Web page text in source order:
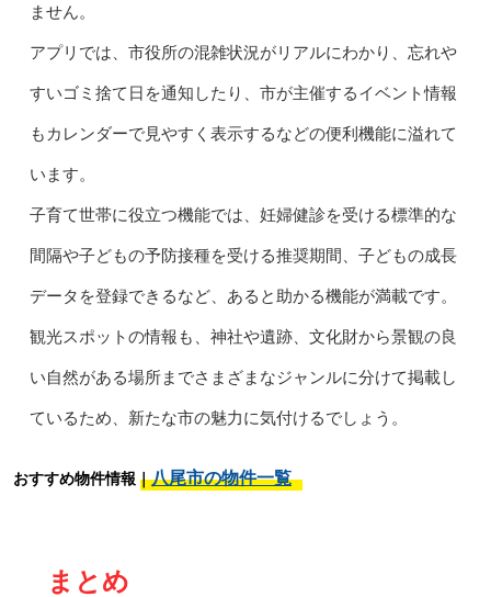
ません。
アプリでは、市役所の混雑状況がリアルにわかり、忘れや
すいゴミ捨て日を通知したり、市が主催するイベント情報
もカレンダーで見やすく表示するなどの便利機能に溢れて
います。
子育て世帯に役立つ機能では、妊婦健診を受ける標準的な
間隔や子どもの予防接種を受ける推奨期間、子どもの成長
データを登録できるなど、あると助かる機能が満載です。
観光スポットの情報も、神社や遺跡、文化財から景観の良
い自然がある場所までさまざまなジャンルに分けて掲載し
ているため、新たな市の魅力に気付けるでしょう。
おすすめ物件情報｜八尾市の物件一覧
まとめ